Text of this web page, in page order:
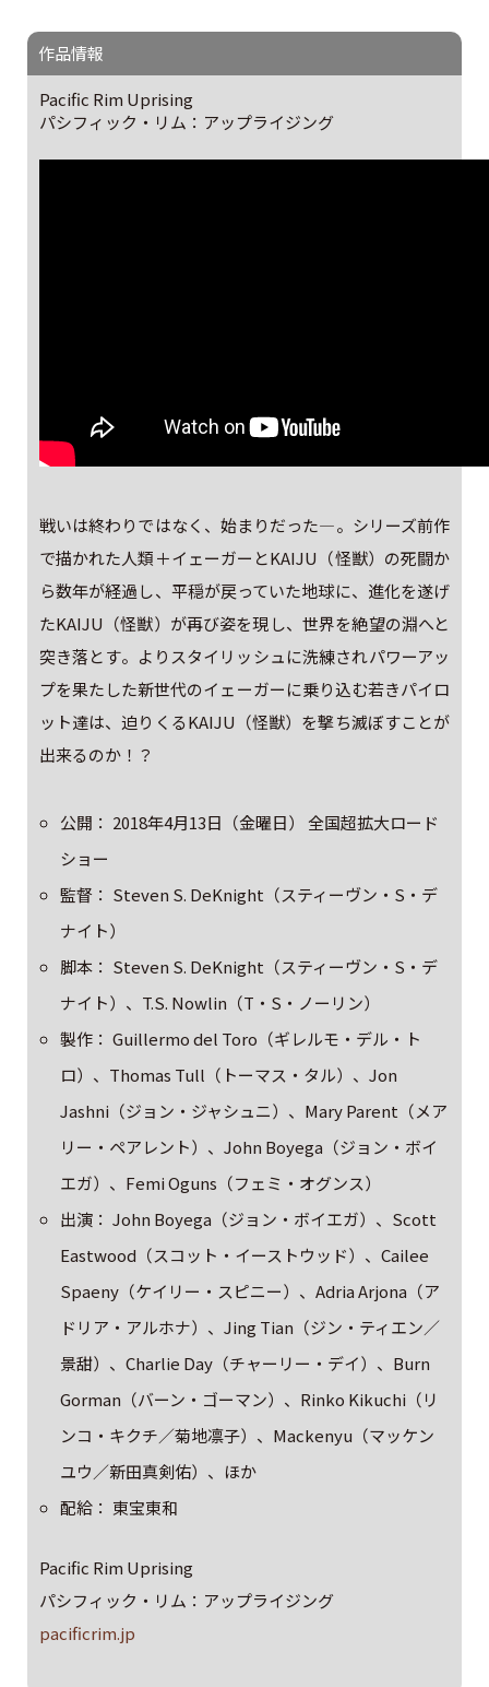
作品情報
Pacific Rim Uprising
パシフィック・リム：アップライジング
戦いは終わりではなく、始まりだった―。シリーズ前作
で描かれた人類＋イェーガーとKAIJU（怪獣）の死闘か
ら数年が経過し、平穏が戻っていた地球に、進化を遂げ
たKAIJU（怪獣）が再び姿を現し、世界を絶望の淵へと
突き落とす。よりスタイリッシュに洗練されパワーアッ
プを果たした新世代のイェーガーに乗り込む若きパイロ
ット達は、迫りくるKAIJU（怪獣）を撃ち滅ぼすことが
出来るのか！？
公開： 2018年4月13日（金曜日） 全国超拡大ロード
ショー
監督： Steven S. DeKnight（スティーヴン・S・デ
ナイト）
脚本： Steven S. DeKnight（スティーヴン・S・デ
ナイト）、T.S. Nowlin（T・S・ノーリン）
製作： Guillermo del Toro（ギレルモ・デル・ト
ロ）、Thomas Tull（トーマス・タル）、Jon
Jashni（ジョン・ジャシュニ）、Mary Parent（メア
リー・ペアレント）、John Boyega（ジョン・ボイ
エガ）、Femi Oguns（フェミ・オグンス）
出演： John Boyega（ジョン・ボイエガ）、Scott
Eastwood（スコット・イーストウッド）、Cailee
Spaeny（ケイリー・スピニー）、Adria Arjona（ア
ドリア・アルホナ）、Jing Tian（ジン・ティエン／
景甜）、Charlie Day（チャーリー・デイ）、Burn
Gorman（バーン・ゴーマン）、Rinko Kikuchi（リ
ンコ・キクチ／菊地凛子）、Mackenyu（マッケン
ユウ／新田真剣佑）、ほか
配給： 東宝東和
Pacific Rim Uprising
パシフィック・リム：アップライジング
pacificrim.jp